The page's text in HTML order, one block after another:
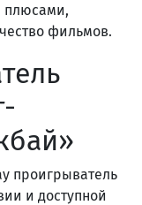
плюсами,
фильмов.
проигрыватель
и доступной